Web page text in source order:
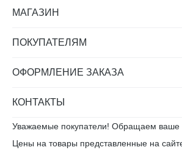
МАГАЗИН
ПОКУПАТЕЛЯМ
ОФОРМЛЕНИЕ ЗАКАЗА
КОНТАКТЫ
Уважаемые покупатели! Обращаем ваше
Цены на товары представленные на